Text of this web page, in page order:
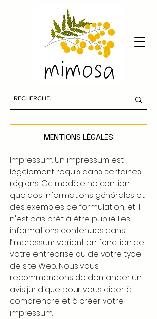
MENTIONS LÉGALES
Impressum. Un impressum est
légalement requis dans certaines
régions. Ce modèle ne contient
que des informations générales et
des exemples de formulation, et il
n'est pas prêt à être publié. Les
informations contenues dans
l’impressum varient en fonction de
votre entreprise ou de votre type
de site Web. Nous vous
recommandons de demander un
avis juridique pour vous aider à
comprendre et à créer votre
impressum.